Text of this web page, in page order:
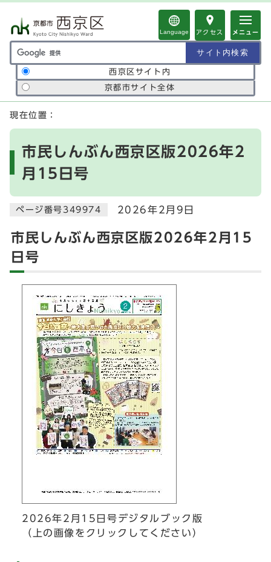
Language アクセス メニュー
サイト内検索の範囲
西京区サイト内
京都市サイト全体
ここから本文です
現在位置：
市民しんぶん西京区版2026年2
月15日号
ページ番号349974 2026年2月9日
市民しんぶん西京区版2026年2月15
日号
2026年2月15日号デジタルブック版
（上の画像をクリックしてください）